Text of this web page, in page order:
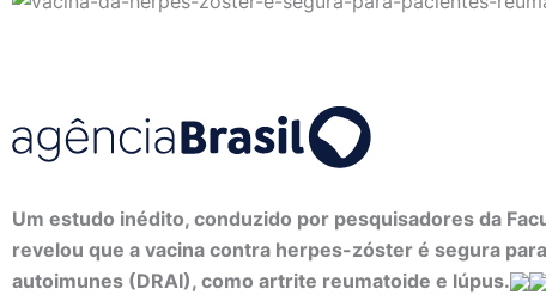
Um estudo inédito, conduzido por pesquisadores da
revelou que a vacina contra herpes-zóster é segura
autoimunes (DRAI), como artrite reumatoide e lúpus.